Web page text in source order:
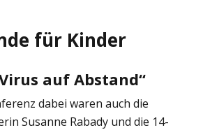
für Kinder
auf Abstand“
dabei waren auch die
Susanne Rabady und die 14-